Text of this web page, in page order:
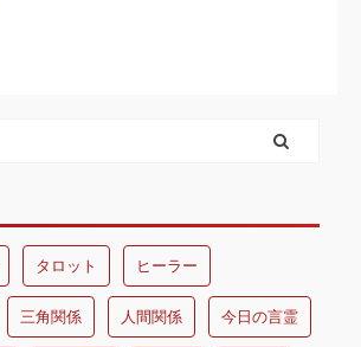
タロット ヒーラー
三角関係 人間関係 今日の言霊